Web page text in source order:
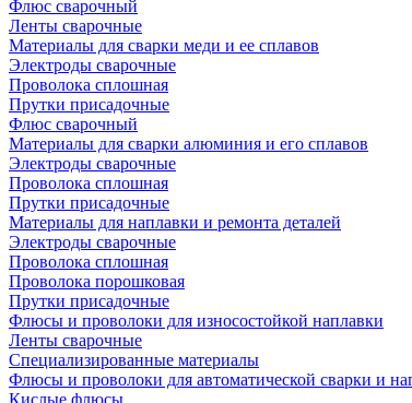
Флюс сварочный
Ленты сварочные
Материалы для сварки меди и ее сплавов
Электроды сварочные
Проволока сплошная
Прутки присадочные
Флюс сварочный
Материалы для сварки алюминия и его сплавов
Электроды сварочные
Проволока сплошная
Прутки присадочные
Материалы для наплавки и ремонта деталей
Электроды сварочные
Проволока сплошная
Проволока порошковая
Прутки присадочные
Флюсы и проволоки для износостойкой наплавки
Ленты сварочные
Специализированные материалы
Флюсы и проволоки для автоматической сварки и
Кислые флюсы